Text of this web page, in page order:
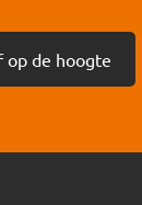
op de hoogte